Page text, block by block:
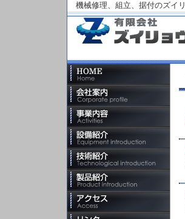
機械修理、組立、据付のズイ